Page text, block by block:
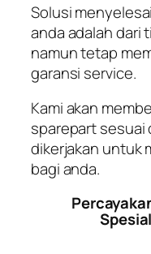
Solusi
anda adalah dari
namun tetap
garansi service.
Kami akan
sparepart sesuai
dikerjakan untuk
bagi anda.